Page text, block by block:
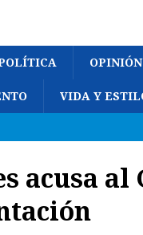
OPINIÓN
VIDA Y
acusa